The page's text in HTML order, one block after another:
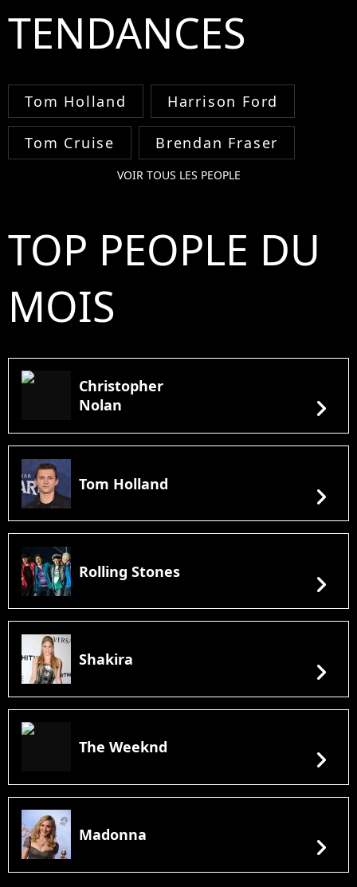
voilà une vidéo de
présentation...
TENDANCES
Tom Holland Harrison Ford
Tom Cruise Brendan Fraser
VOIR TOUS LES PEOPLE
TOP PEOPLE DU
MOIS
Christopher
Nolan
chevron_right
Tom Holland chevron_right
Rolling Stones chevron_right
Shakira chevron_right
The Weeknd chevron_right
Madonna chevron_right